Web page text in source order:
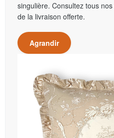
singulière. Consultez tous nos
de la livraison offerte.
Agrandir